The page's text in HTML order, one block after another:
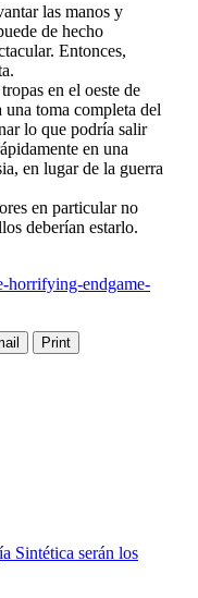
las manos y
de hecho
Entonces,
en el oeste de
toma completa del
lo que podría salir
en una
en lugar de la guerra
en particular no
deberían estarlo.
horrifying-endgame-
Print
Sintética serán los